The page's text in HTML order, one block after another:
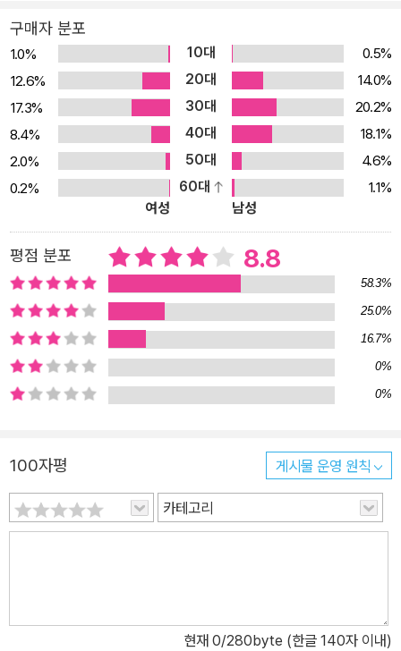
구매자 분포
1.0% 10대
0.5%
12.6%
20대
14.0%
17.3%
30대
20.2%
8.4%
40대
18.1%
2.0%
50대
4.6%
0.2%
60대
1.1%
여성
남성
평점 분포 8.8
58.3%
25.0%
16.7%
0%
0%
100자평 게시물 운영 원칙
카테고리
현재 0/280byte (한글 140자 이내)